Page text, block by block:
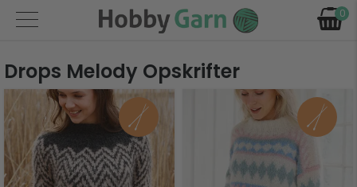
0
Drops Melody Opskrifter